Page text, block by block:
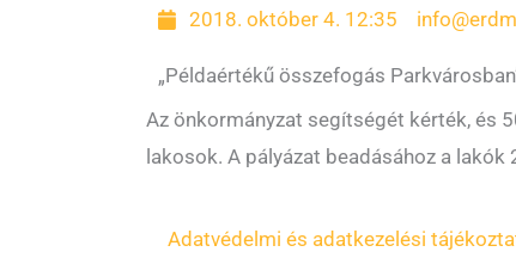
2018. október 4. 12:35
„Példaértékű összefogás
Az önkormányzat segítségét kérték, és
lakosok. A pályázat beadásához a
Adatvédelmi és adatkezelési